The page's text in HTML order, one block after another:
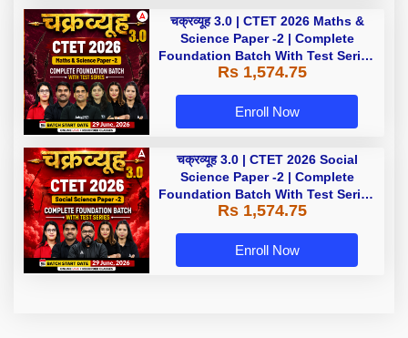
चक्रव्यूह 3.0 | CTET 2026 Maths &
Science Paper -2 | Complete
Foundation Batch With Test Series
| Online Live Classes by Adda247
Rs 1,574.75
Enroll Now
चक्रव्यूह 3.0 | CTET 2026 Social
Science Paper -2 | Complete
Foundation Batch With Test Series
| Online Live Classes by Adda247
Rs 1,574.75
Enroll Now